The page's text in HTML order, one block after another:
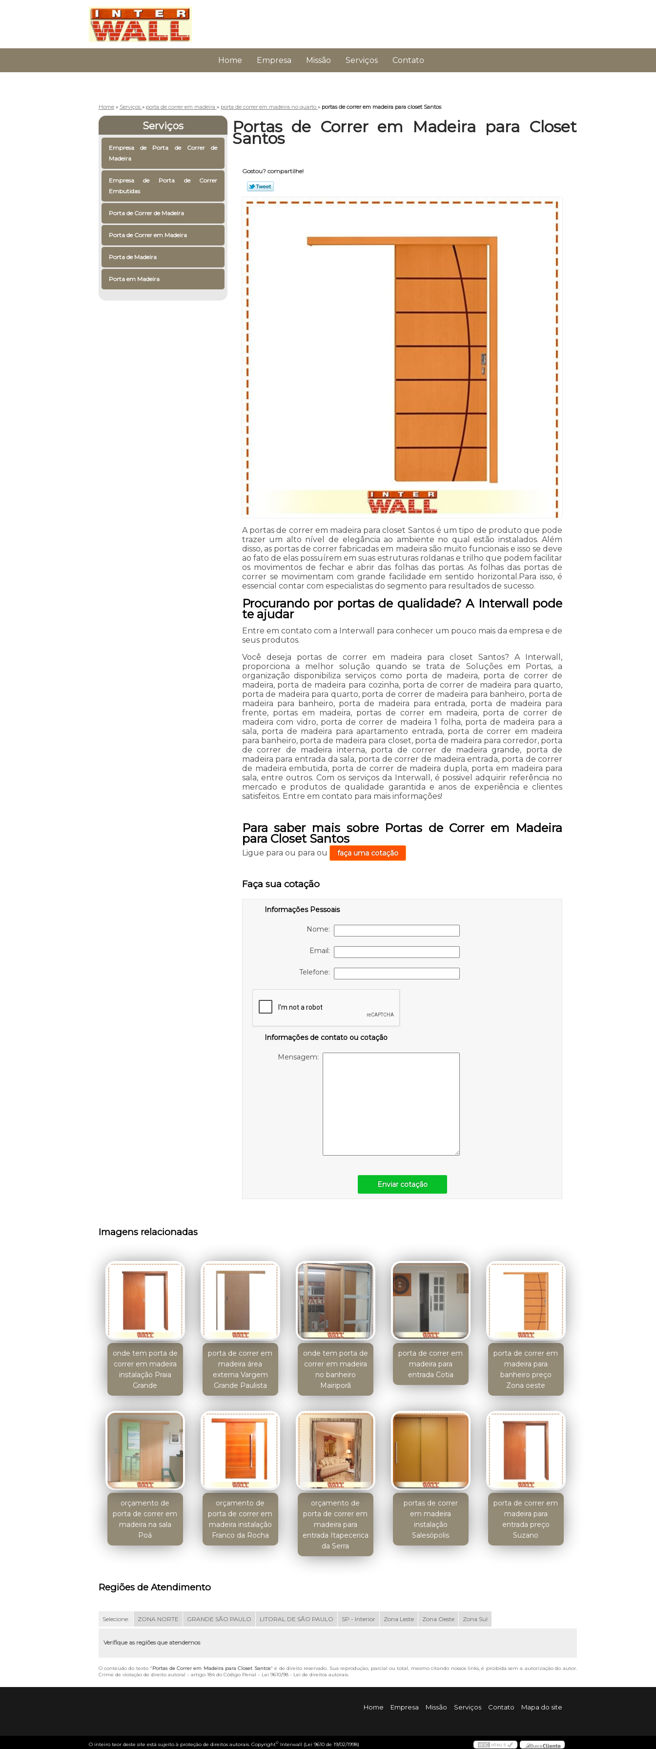
Home Empresa Missão Serviços Contato
Home » Serviços » porta de correr em madeira » porta de correr em madeira no quarto » portas de correr em madeira para closet Santos
Serviços
Empresa de Porta de Correr de
Madeira
Empresa de Porta de Correr
Embutidas
Porta de Correr de Madeira
Porta de Correr em Madeira
Porta de Madeira
Porta em Madeira
Portas de Correr em Madeira para Closet
Santos
Gostou? compartilhe!
A portas de correr em madeira para closet Santos é um tipo de produto que pode
trazer um alto nível de elegância ao ambiente no qual estão instalados. Além
disso, as portas de correr fabricadas em madeira são muito funcionais e isso se deve
ao fato de elas possuírem em suas estruturas roldanas e trilho que podem facilitar
os movimentos de fechar e abrir das folhas das portas. As folhas das portas de
correr se movimentam com grande facilidade em sentido horizontal.Para isso, é
essencial contar com especialistas do segmento para resultados de sucesso.
Procurando por portas de qualidade? A Interwall pode
te ajudar
Entre em contato com a Interwall para conhecer um pouco mais da empresa e de
seus produtos.
Você deseja portas de correr em madeira para closet Santos? A Interwall,
proporciona a melhor solução quando se trata de Soluções em Portas, a
organização disponibiliza serviços como porta de madeira, porta de correr de
madeira, porta de madeira para cozinha, porta de correr de madeira para quarto,
porta de madeira para quarto, porta de correr de madeira para banheiro, porta de
madeira para banheiro, porta de madeira para entrada, porta de madeira para
frente, portas em madeira, portas de correr em madeira, porta de correr de
madeira com vidro, porta de correr de madeira 1 folha, porta de madeira para a
sala, porta de madeira para apartamento entrada, porta de correr em madeira
para banheiro, porta de madeira para closet, porta de madeira para corredor, porta
de correr de madeira interna, porta de correr de madeira grande, porta de
madeira para entrada da sala, porta de correr de madeira entrada, porta de correr
de madeira embutida, porta de correr de madeira dupla, porta em madeira para
sala, entre outros. Com os serviços da Interwall, é possivel adquirir referência no
mercado e produtos de qualidade garantida e anos de experiência e clientes
satisfeitos. Entre em contato para mais informações!
Para saber mais sobre Portas de Correr em Madeira
para Closet Santos
Ligue para ou para ou faça uma cotação
Faça sua cotação
Informações Pessoais
Nome:
Email:
Telefone:
Informações de contato ou cotação
Mensagem:
Enviar cotação
Imagens relacionadas
onde tem porta de
correr em madeira
instalação Praia
Grande
porta de correr em
madeira área
externa Vargem
Grande Paulista
onde tem porta de
correr em madeira
no banheiro
Mairiporã
porta de correr em
madeira para
entrada Cotia
porta de correr em
madeira para
banheiro preço
Zona oeste
orçamento de
porta de correr em
madeira na sala
Poá
orçamento de
porta de correr em
madeira instalação
Franco da Rocha
orçamento de
porta de correr em
madeira para
entrada Itapecerica
da Serra
portas de correr
em madeira
instalação
Salesópolis
porta de correr em
madeira para
entrada preço
Suzano
Regiões de Atendimento
Selecione: ZONA NORTE GRANDE SÃO PAULO LITORAL DE SÃO PAULO SP - Interior Zona Leste Zona Oeste Zona Sul
Verifique as regiões que atendemos
O conteúdo do texto "Portas de Correr em Madeira para Closet Santos" é de direito reservado. Sua reprodução, parcial ou total, mesmo citando nossos links, é proibida sem a autorização do autor.
Crime de violação de direito autoral – artigo 184 do Código Penal – Lei 9610/98 - Lei de direitos autorais.
Home Empresa Missão Serviços Contato Mapa do site
O inteiro teor deste site está sujeito à proteção de direitos autorais. Copyright© Interwall (Lei 9610 de 19/02/1998)